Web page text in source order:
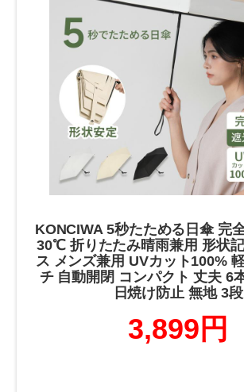
KONCIWA 5秒たためる日傘 完
30℃ 折りたたみ晴雨兼用 形状
ス メンズ兼用 UVカット100%
チ 自動開閉 コンパクト 丈夫 6
日焼け防止 無地 3段
3,899円